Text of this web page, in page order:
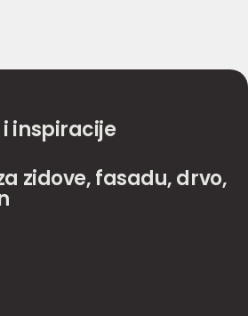
inspiracije
zidove, fasadu, drvo,